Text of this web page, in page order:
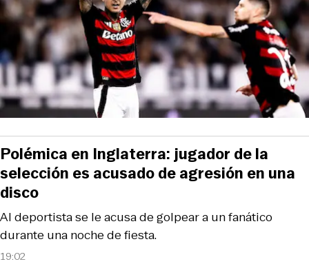
19:02
Al deportista se le acusa de golpear a un fanático
durante una noche de fiesta.
Polémica en Inglaterra: jugador de la
selección es acusado de agresión en una
disco